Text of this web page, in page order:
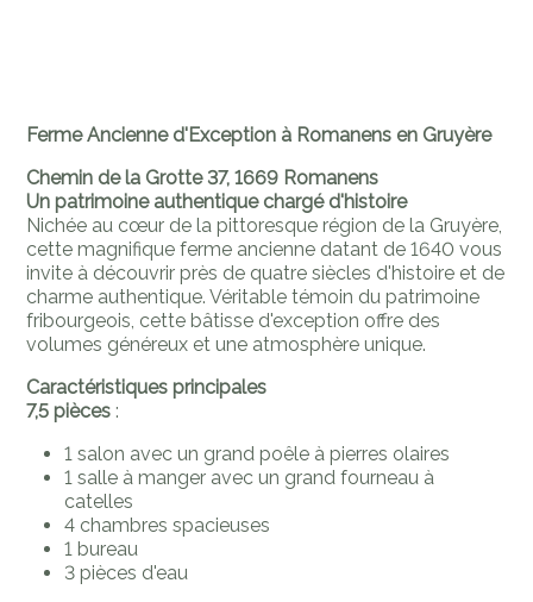
Ferme Ancienne d'Exception à Romanens en Gruyère
Chemin de la Grotte 37, 1669 Romanens
Un patrimoine authentique chargé d'histoire
Nichée au cœur de la pittoresque région de la Gruyère,
cette magnifique ferme ancienne datant de 1640 vous
invite à découvrir près de quatre siècles d'histoire et de
charme authentique. Véritable témoin du patrimoine
fribourgeois, cette bâtisse d'exception offre des
volumes généreux et une atmosphère unique.
Caractéristiques principales
7,5 pièces :
1 salon avec un grandpoêle à pierres olaires
1 salle à manger avec un grand fourneau à
catelles
4 chambres spacieuses
1 bureau
3 pièces d'eau